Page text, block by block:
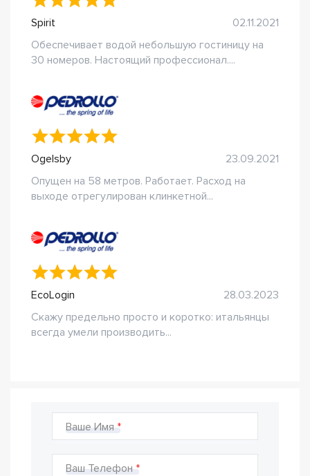
Spirit
02.11.2021
Обеспечивает водой небольшую гостиницу на
30 номеров. Настоящий профессионал....
Ogelsby
23.09.2021
Опущен на 58 метров. Работает. Расход на
выходе отрегулирован клинкетной...
EcoLogin
28.03.2023
Скажу предельно просто и коротко: итальянцы
всегда умели производить...
Ваше Имя
Ваш Телефон